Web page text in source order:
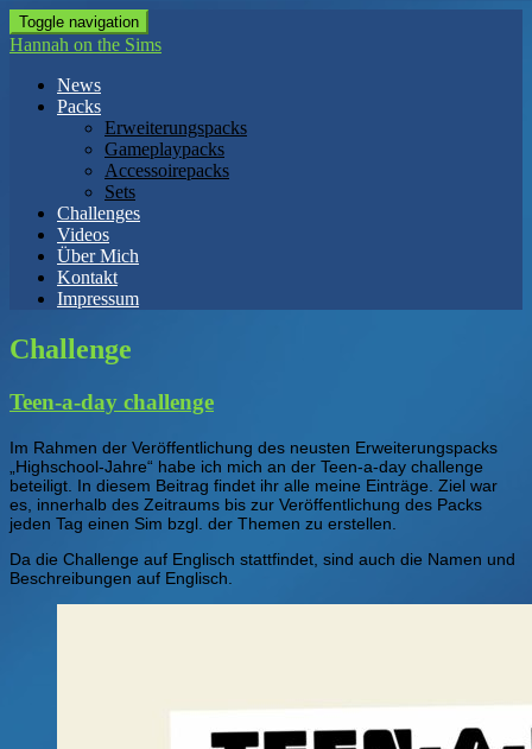
Toggle navigation
Hannah on the Sims
News
Packs
Erweiterungspacks
Gameplaypacks
Accessoirepacks
Sets
Challenges
Videos
Über Mich
Kontakt
Impressum
Challenge
Teen-a-day challenge
Im Rahmen der Veröffentlichung des neusten Erweiterungspacks
„Highschool-Jahre“ habe ich mich an der Teen-a-day challenge
beteiligt. In diesem Beitrag findet ihr alle meine Einträge. Ziel war
es, innerhalb des Zeitraums bis zur Veröffentlichung des Packs
jeden Tag einen Sim bzgl. der Themen zu erstellen.
Da die Challenge auf Englisch stattfindet, sind auch die Namen und
Beschreibungen auf Englisch.